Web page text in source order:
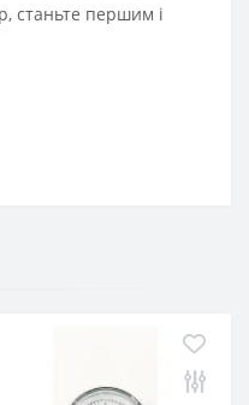
станьте першим і